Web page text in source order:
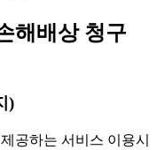
해배상 청구
)
공하는 서비스 이용시